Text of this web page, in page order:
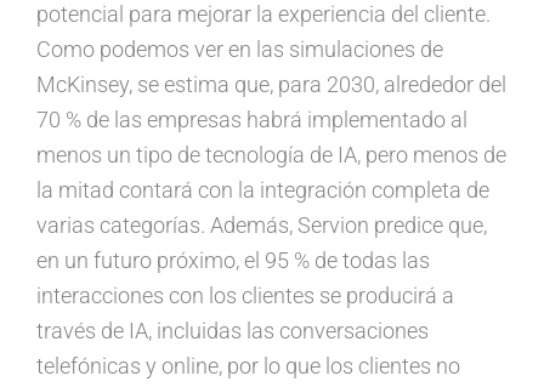
potencial para mejorar la experiencia del cliente.
Como podemos ver en las simulaciones de
McKinsey, se estima que, para 2030, alrededor del
70 % de las empresas habrá implementado al
menos un tipo de tecnología de IA, pero menos de
la mitad contará con la integración completa de
varias categorías. Además, Servion predice que,
en un futuro próximo, el 95 % de todas las
interacciones con los clientes se producirá a
través de IA, incluidas las conversaciones
telefónicas y online, por lo que los clientes no